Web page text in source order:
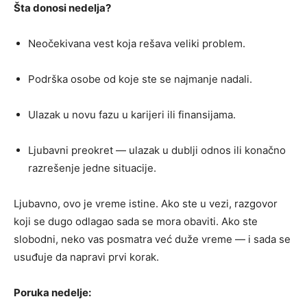
Šta donosi nedelja?
Neočekivana vest koja rešava veliki problem.
Podrška osobe od koje ste se najmanje nadali.
Ulazak u novu fazu u karijeri ili finansijama.
Ljubavni preokret — ulazak u dublji odnos ili konačno
razrešenje jedne situacije.
Ljubavno, ovo je vreme istine. Ako ste u vezi, razgovor
koji se dugo odlagao sada se mora obaviti. Ako ste
slobodni, neko vas posmatra već duže vreme — i sada se
usuđuje da napravi prvi korak.
Poruka nedelje: